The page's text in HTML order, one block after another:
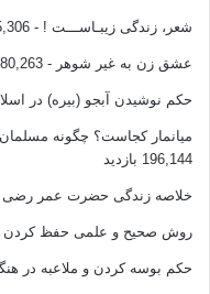
شعر، زندگی زیبـاســـت ! - 485,306 بازدید
عشق زن به غیر شوهر - 280,263 بازدید
حکم نوشیدن آبجو (بیره) در
میانمار کجاست؟ چگونه
196,144 بازدید
خلاصه زندگی حضرت عمر رضی
روش صحیح و علمی حفظ کردن
حکم بوسه کردن و ملاعبه در